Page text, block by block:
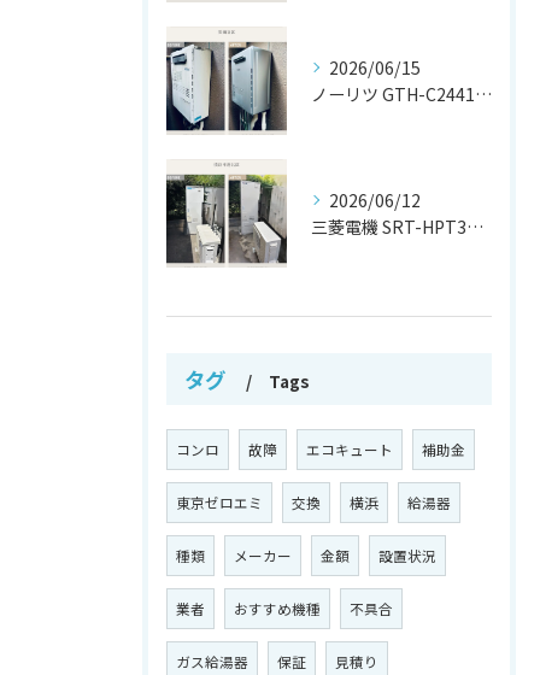
2026/06/15
ノーリツ GTH-C2441AWX から
2026/06/12
三菱電機 SRT-HPT37W7 から
タグ Tags
コンロ 故障 エコキュート 補助金
東京ゼロエミ 交換 横浜 給湯器
種類 メーカー 金額 設置状況
業者 おすすめ機種 不具合
ガス給湯器 保証 見積り